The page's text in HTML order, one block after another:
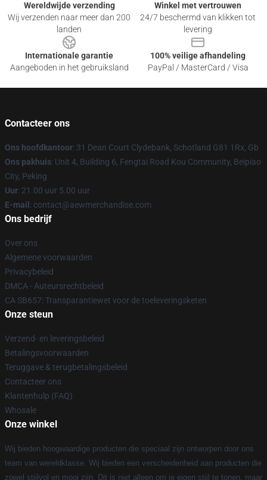
Wereldwijde verzending
Wij verzenden naar meer dan 200
landen
Winkel met vertrouwen
24/7 beschermd van klikken tot
levering
Internationale garantie
Aangeboden in het gebruiksland
100% veilige afhandeling
PayPal / MasterCard / Visa
Contacteer ons
Ons hoofdkantoor: 31 Dean Court Clydebank, Schotland G81 1Rx, Gb
Ons pakhuis: Unit 4, Building 6, Fengtai Road Kou Community, Beipiao
City, Peking
Uur: 21.00 uur 5.00 uur
E-mail : contact@aewmerchandise.com
Ons bedrijf
Over ons
Algemene voorwaarden
Privacybeleid
DMCA - Auteursrechtbeleid
CA SB657: Transparantiewet voor de toeleveringsketen
Onze steun
Verzend- en leveringsbeleid
Betalingsvoorwaarden
Teruggave & terugbetalingsbeleid
Contacteer ons
Klantenhulp (FAQ)
Whosale
Onze winkel
Wij bieden hoogwaardige producten die speciaal zijn ontworpen door ons
team van wereldklasse. Wij bieden een verscheidenheid aan producten die
zowel stijlvol en mooi zijn. Dit is niet alleen om je eigen stijl te tonen, maar